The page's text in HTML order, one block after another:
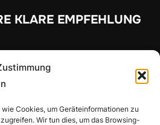
Cookies, um Geräteinformationen zu
Wir tun dies, um das Browsing-
KLARE EMPFEHLUNG